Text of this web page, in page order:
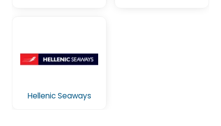
Hellenic Seaways